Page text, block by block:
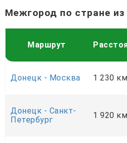
Межгород по стране
Маршрут
Донецк - Москва 1 230 км
Донецк - Санкт-
Петербург
1 920 км